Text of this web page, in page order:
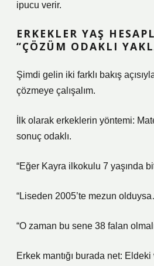
ipucu verir.
ERKEKLER YAŞ
“ÇÖZÜM ODAKLI
Şimdi gelin iki farklı bakış
çözmeye çalışalım.
İlk olarak erkeklerin yöntemi:
sonuç odaklı.
“Eğer Kayra ilkokulu 7 yaşında
“Liseden 2005’te mezun
“O zaman bu sene 38 falan
Erkek mantığı burada net: